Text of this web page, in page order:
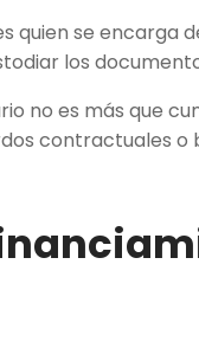
quien se encarga
los
no es más que
contractuales o